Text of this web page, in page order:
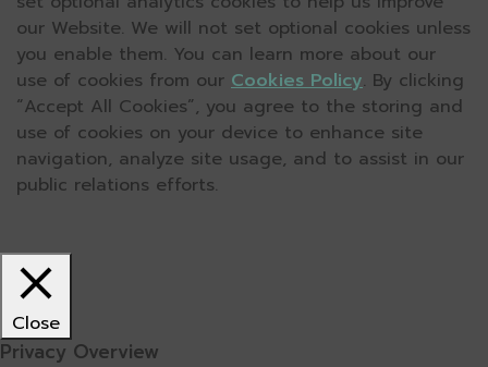
our Website. We will not set optional cookies unless
you enable them. You can learn more about our
use of cookies from our Cookies Policy. By clicking
“Accept All Cookies”, you agree to the storing and
use of cookies on your device to enhance site
navigation, analyze site usage, and to assist in our
public relations efforts.
Close
Privacy Overview